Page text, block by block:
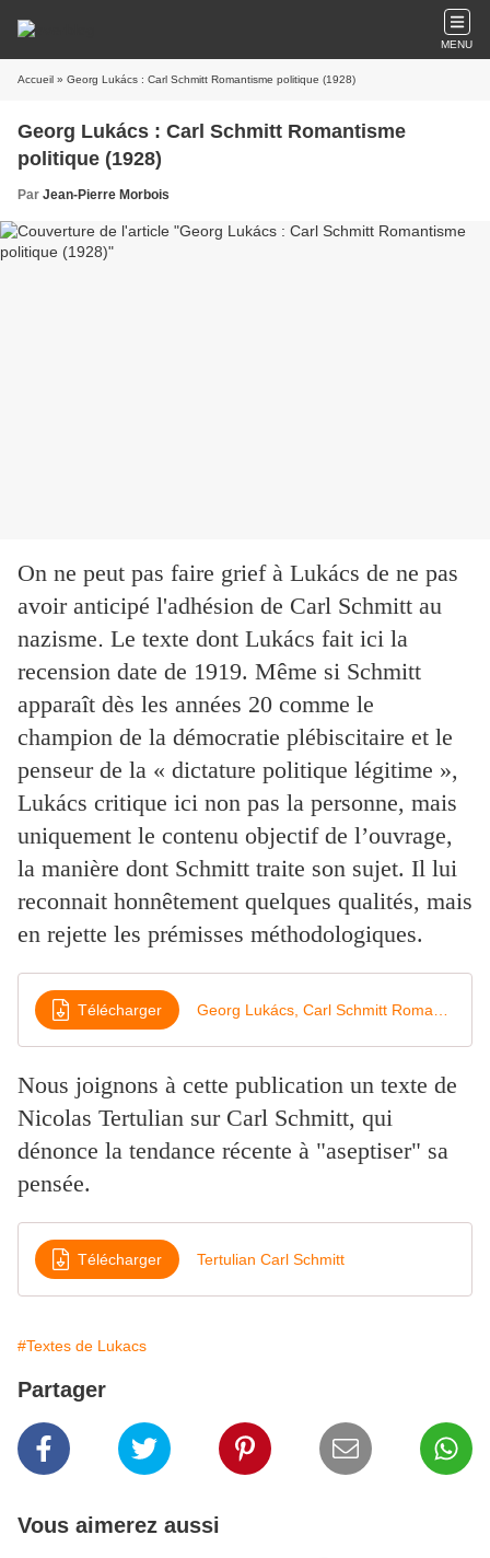
MENU
Accueil » Georg Lukács : Carl Schmitt Romantisme politique (1928)
Georg Lukács : Carl Schmitt Romantisme
politique (1928)
Par Jean-Pierre Morbois
On ne peut pas faire grief à Lukács de ne pas
avoir anticipé l'adhésion de Carl Schmitt au
nazisme. Le texte dont Lukács fait ici la
recension date de 1919. Même si Schmitt
apparaît dès les années 20 comme le
champion de la démocratie plébiscitaire et le
penseur de la « dictature politique légitime »,
Lukács critique ici non pas la personne, mais
uniquement le contenu objectif de l’ouvrage,
la manière dont Schmitt traite son sujet. Il lui
reconnait honnêtement quelques qualités, mais
en rejette les prémisses méthodologiques.
Télécharger
Nous joignons à cette publication un texte de
Nicolas Tertulian sur Carl Schmitt, qui
dénonce la tendance récente à "aseptiser" sa
pensée.
Télécharger Tertulian Carl Schmitt
#Textes de Lukacs
Partager
Vous aimerez aussi